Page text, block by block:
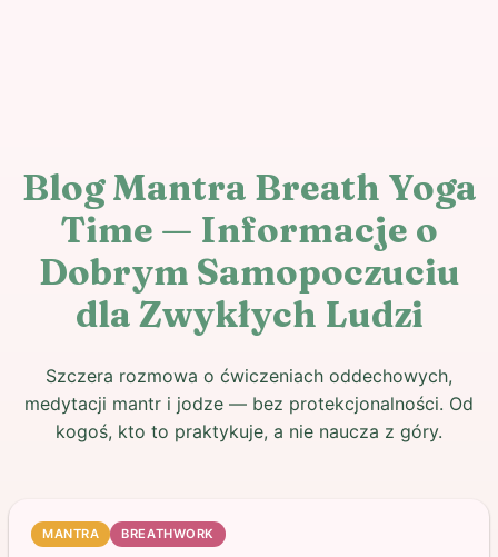
Blog Mantra Breath Yoga
Time — Informacje o
Dobrym Samopoczuciu
dla Zwykłych Ludzi
Szczera rozmowa o ćwiczeniach oddechowych,
medytacji mantr i jodze — bez protekcjonalności. Od
kogoś, kto to praktykuje, a nie naucza z góry.
MANTRA BREATHWORK